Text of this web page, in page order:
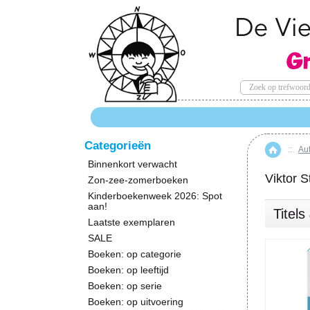
Home
::
Viktor
Titels
Categorieën
Binnenkort verwacht
Zon-zee-zomerboeken
Kinderboekenweek 2026: Spot
aan!
Laatste exemplaren
SALE
Boeken: op categorie
Boeken: op leeftijd
Boeken: op serie
Boeken: op uitvoering